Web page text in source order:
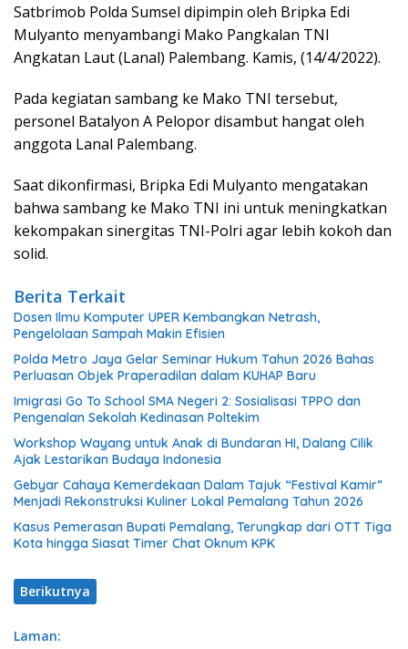
Satbrimob Polda Sumsel dipimpin oleh Bripka Edi
Mulyanto menyambangi Mako Pangkalan TNI
Angkatan Laut (Lanal) Palembang. Kamis, (14/4/2022).
Pada kegiatan sambang ke Mako TNI tersebut,
personel Batalyon A Pelopor disambut hangat oleh
anggota Lanal Palembang.
Saat dikonfirmasi, Bripka Edi Mulyanto mengatakan
bahwa sambang ke Mako TNI ini untuk meningkatkan
kekompakan sinergitas TNI-Polri agar lebih kokoh dan
solid.
Berita Terkait
Dosen Ilmu Komputer UPER Kembangkan Netrash,
Pengelolaan Sampah Makin Efisien
Polda Metro Jaya Gelar Seminar Hukum Tahun 2026 Bahas
Perluasan Objek Praperadilan dalam KUHAP Baru
Imigrasi Go To School SMA Negeri 2: Sosialisasi TPPO dan
Pengenalan Sekolah Kedinasan Poltekim
Workshop Wayang untuk Anak di Bundaran HI, Dalang Cilik
Ajak Lestarikan Budaya Indonesia
Gebyar Cahaya Kemerdekaan Dalam Tajuk “Festival Kamir”
Menjadi Rekonstruksi Kuliner Lokal Pemalang Tahun 2026
Kasus Pemerasan Bupati Pemalang, Terungkap dari OTT Tiga
Kota hingga Siasat Timer Chat Oknum KPK
Berikutnya
Laman: